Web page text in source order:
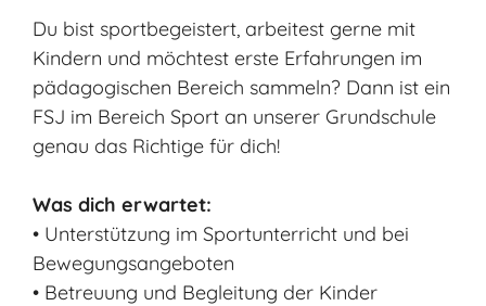
Du bist sportbegeistert, arbeitest gerne mit
Kindern und möchtest erste Erfahrungen im
pädagogischen Bereich sammeln? Dann ist ein
FSJ im Bereich Sport an unserer Grundschule
genau das Richtige für dich!
Was dich erwartet:
• Unterstützung im Sportunterricht und bei
Bewegungsangeboten
• Betreuung und Begleitung der Kinder